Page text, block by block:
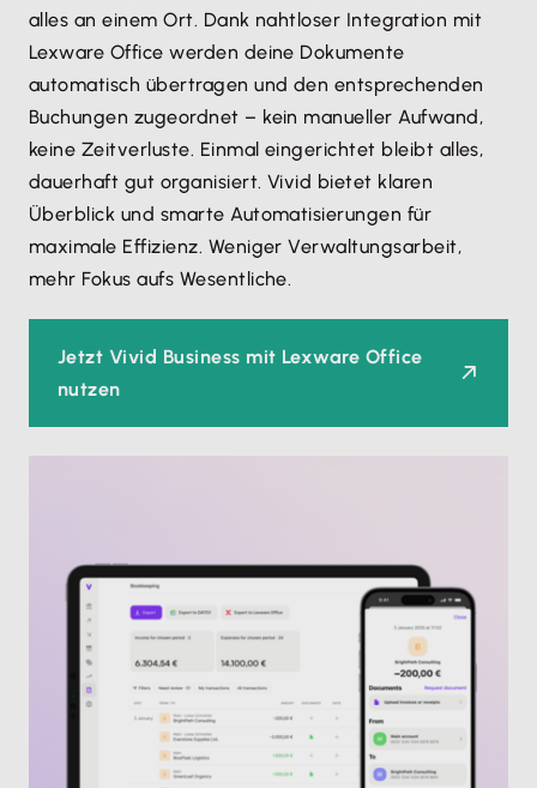
alles an einem Ort. Dank nahtloser Integration mit
Lexware Office werden deine Dokumente
automatisch übertragen und den entsprechenden
Buchungen zugeordnet – kein manueller Aufwand,
keine Zeitverluste. Einmal eingerichtet bleibt alles,
dauerhaft gut organisiert. Vivid bietet klaren
Überblick und smarte Automatisierungen für
maximale Effizienz. Weniger Verwaltungsarbeit,
mehr Fokus aufs Wesentliche.
Jetzt Vivid Business mit Lexware Office
nutzen